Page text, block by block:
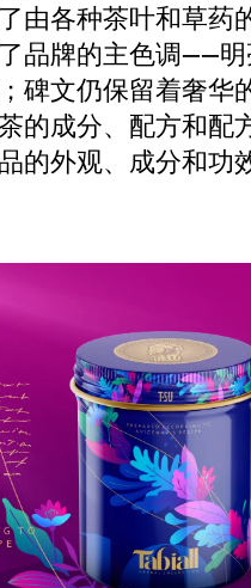
由各种茶叶和草药
品牌的主色调——
碑文仍保留着奢华
的成分、配方和配
的外观、成分和功